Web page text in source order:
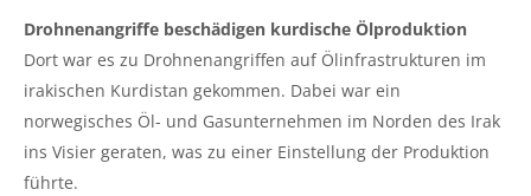
Drohnenangriffe beschädigen kurdische Ölproduktion
Dort war es zu Drohnenangriffen auf Ölinfrastrukturen im
irakischen Kurdistan gekommen. Dabei war ein
norwegisches Öl- und Gasunternehmen im Norden des Irak
ins Visier geraten, was zu einer Einstellung der Produktion
führte.